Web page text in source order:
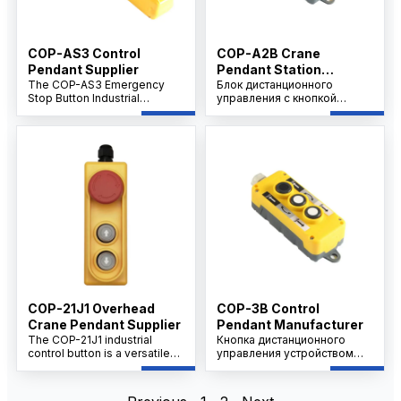
COP-AS3 Control
Pendant Supplier
The COP-AS3 Emergency
Stop Button Industrial
Controller Crane Remote
Control Handle is a high-
designed for immediate
emergency shutdown in
crane operations and
industrial machinery.
Featuring ergonomic design
and reliable remote control
capabilities, it ensures
enhanced safety and
operational control in
demanding industrial
environments.
COP-A2B Crane
Pendant Station
Supplier
Блок дистанционного
управления с кнопкой
аварийного останова COP-
A2B - это прочное и
немедленного отключения
оборудования в аварийных
ситуациях. Идеально
подходящий для
промышленной
автоматизации и
производства, этот блок
рабочем месте и защищая
персонал и оборудование.
COP-21J1 Overhead
Crane Pendant Supplier
The COP-21J1 industrial
control button is a versatile
component used extensively
boxes, reducing operator
COP-3B Control
Pendant Manufacturer
Кнопка дистанционного
управления устройством
COP-3B - это прочный
выключатель,